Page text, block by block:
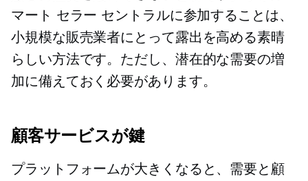
マート セラー セントラルに参加することは、
小規模な販売業者にとって露出を高める素晴
らしい方法です。ただし、潜在的な需要の増
加に備えておく必要があります。
顧客サービスが鍵
プラットフォームが大きくなると、需要と顧